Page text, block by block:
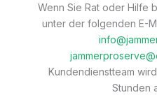
Wenn Sie Rat oder Hilfe
unter der folgenden E-
Kundendienstteam
Stunden